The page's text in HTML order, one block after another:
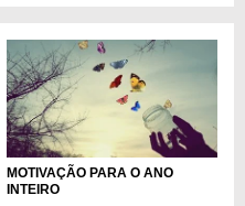
MOTIVAÇÃO PARA O ANO
INTEIRO